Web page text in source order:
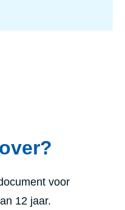
voor
12 jaar.